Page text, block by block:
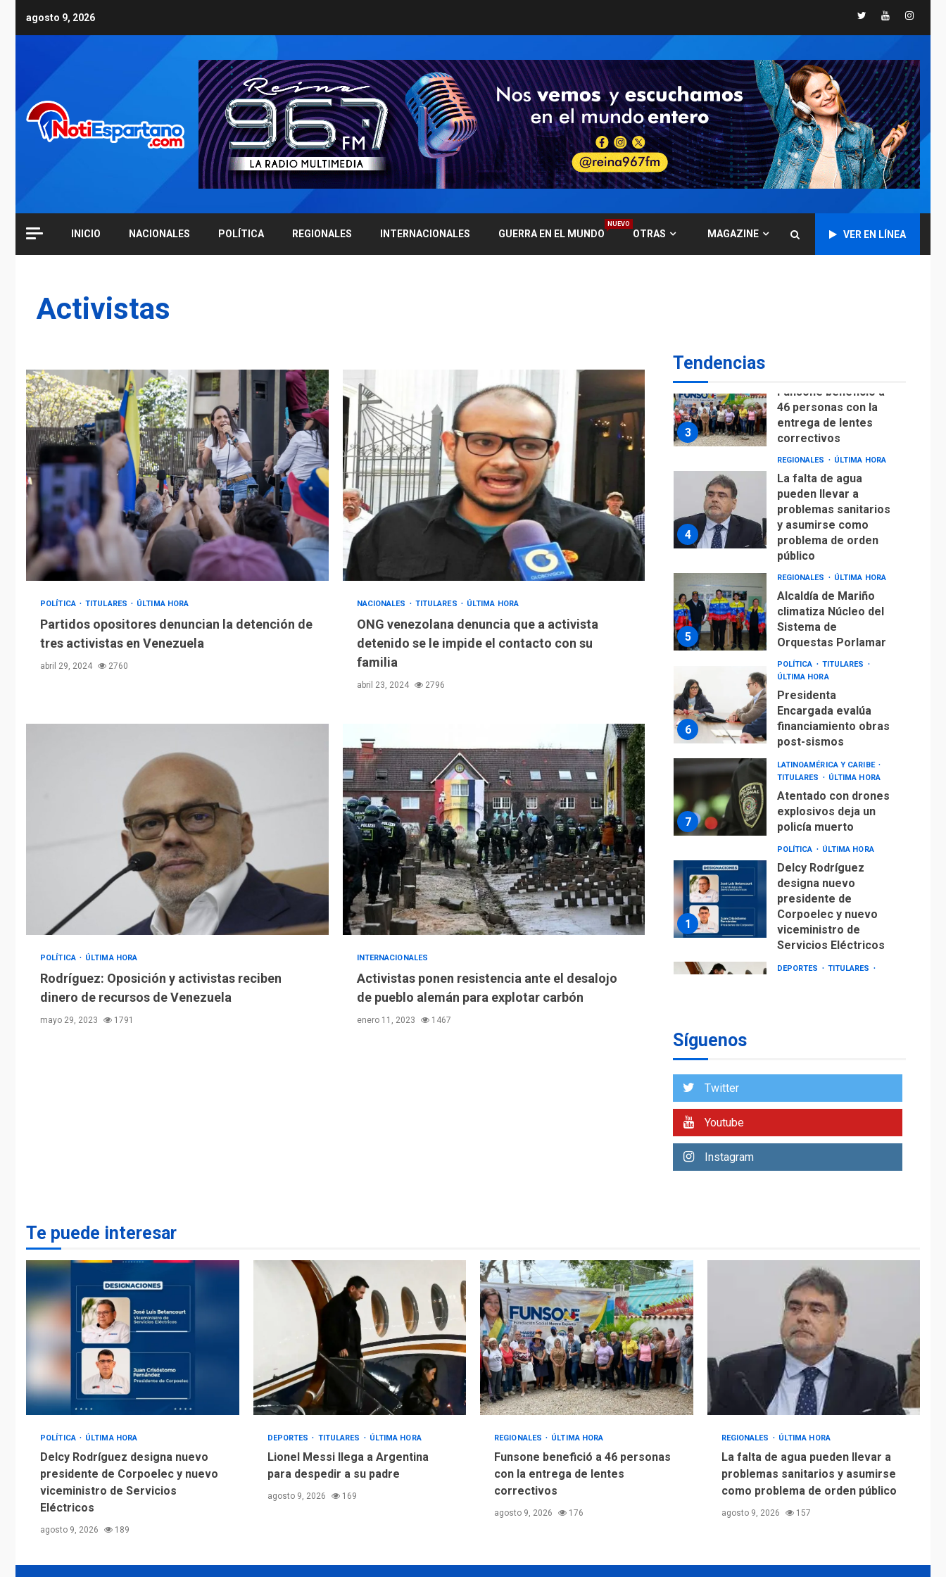
agosto 9, 2026 TwitterYoutube
INICIO NACIONALES POLÍTICA REGIONALES INTERNACIONALES GUERRA EN EL MUNDO
NUEVO
OTRAS MAGAZINE VER EN LÍNEA
Activistas
POLÍTICA TITULARES ÚLTIMA HORA
Partidos opositores denuncian la detención de
tres activistas en Venezuela
abril 29, 2024 2760
NACIONALES TITULARES ÚLTIMA HORA
ONG venezolana denuncia que a activista
detenido se le impide el contacto con su
familia
abril 23, 2024 2796
POLÍTICA ÚLTIMA HORA
Rodríguez: Oposición y activistas reciben
dinero de recursos de Venezuela
mayo 29, 2023 1791
INTERNACIONALES
Activistas ponen resistencia ante el desalojo
de pueblo alemán para explotar carbón
enero 11, 2023 1467
Tendencias
financiamiento obras
post-sismos
7
LATINOAMÉRICA Y CARIBE
TITULARES
ÚLTIMA HORA
Atentado con drones
explosivos deja un
policía muerto
POLÍTICA ÚLTIMA HORA
Delcy Rodríguez
Corpoelec y nuevo
3
Funsone benefició a
46 personas con la
entrega de lentes
correctivos
4
REGIONALES ÚLTIMA HORA
La falta de agua
pueden llevar a
problemas sanitarios
y asumirse como
problema de orden
público
5
REGIONALES ÚLTIMA HORA
Alcaldía de Mariño
climatiza Núcleo del
Sistema de
Orquestas Porlamar
6
POLÍTICA
TITULARES
ÚLTIMA HORA
Presidenta
Encargada evalúa
financiamiento obras
post-sismos
7
LATINOAMÉRICA Y CARIBE
TITULARES
ÚLTIMA HORA
Atentado con drones
explosivos deja un
policía muerto
1
POLÍTICA ÚLTIMA HORA
Delcy Rodríguez
designa nuevo
presidente de
Corpoelec y nuevo
viceministro de
Servicios Eléctricos
DEPORTES
TITULARES
3
Funsone benefició a
entrega de lentes
pueden llevar a
5
Alcaldía de Mariño
climatiza Núcleo del
Sistema de
Orquestas Porlamar
Síguenos
Twitter
Youtube
Instagram
Te puede interesar
POLÍTICA ÚLTIMA HORA
Delcy Rodríguez designa nuevo
presidente de Corpoelec y nuevo
viceministro de Servicios
Eléctricos
agosto 9, 2026 189
DEPORTES TITULARES ÚLTIMA HORA
Lionel Messi llega a Argentina
para despedir a su padre
agosto 9, 2026 169
REGIONALES ÚLTIMA HORA
Funsone benefició a 46 personas
con la entrega de lentes
correctivos
agosto 9, 2026 176
REGIONALES ÚLTIMA HORA
La falta de agua pueden llevar a
problemas sanitarios y asumirse
como problema de orden público
agosto 9, 2026 157